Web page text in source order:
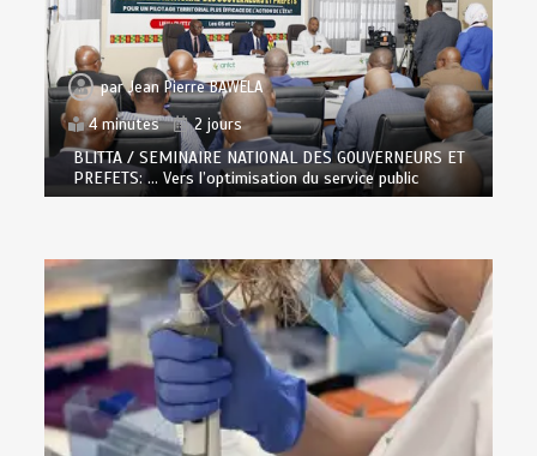
parJean Pierre BAWELA
4 minutes
2 jours
BLITTA / SEMINAIRE NATIONAL DES GOUVERNEURS ET
PREFETS: … Vers l’optimisation du service public